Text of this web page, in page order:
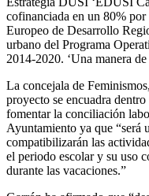
cofinanciada en un 80%
Europeo de Desarrollo
urbano del Programa
2014-2020. ‘Una manera
La concejala de
proyecto se encuadra
fomentar la conciliación
Ayuntamiento ya que “será
compatibilizarán las
el periodo escolar y su uso
durante las vacaciones.”